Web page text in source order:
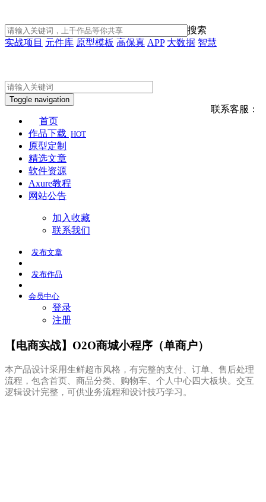
搜索
实战项目 元件库 原型模板 高保真 APP 大数据 智慧
联系客服：
Toggle navigation
首页
作品下载 HOT
原型定制
精选文章
软件资源
Axure教程
网站公告
加入收藏
联系我们
发布文章
发布作品
会员中心
登录
注册
【电商实战】O2O商城小程序（单商户）
本产品设计采用生鲜超市风格，有完整的支付、订单、售后处理
流程，包含首页、商品分类、购物车、个人中心四大板块。交互
逻辑设计完整，可供业务流程和设计技巧学习。